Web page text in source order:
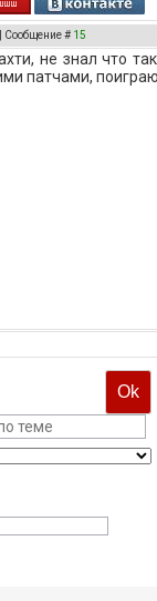
Сообщение # 15
не знал что
патчами,